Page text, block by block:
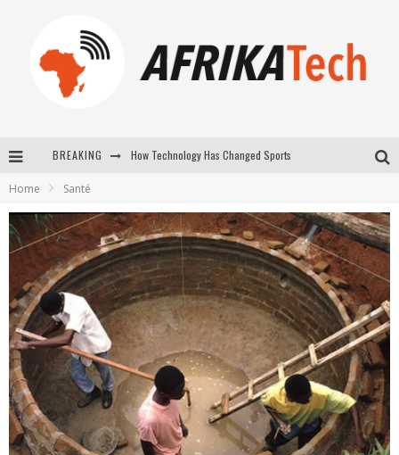
BREAKING
New to online sports betting? Consider These Tips to Play Your First Online Sports Betting Successfully
Home Santé